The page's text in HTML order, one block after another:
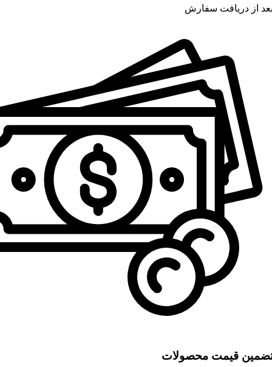
از دریافت سفارش
قیمت محصولات